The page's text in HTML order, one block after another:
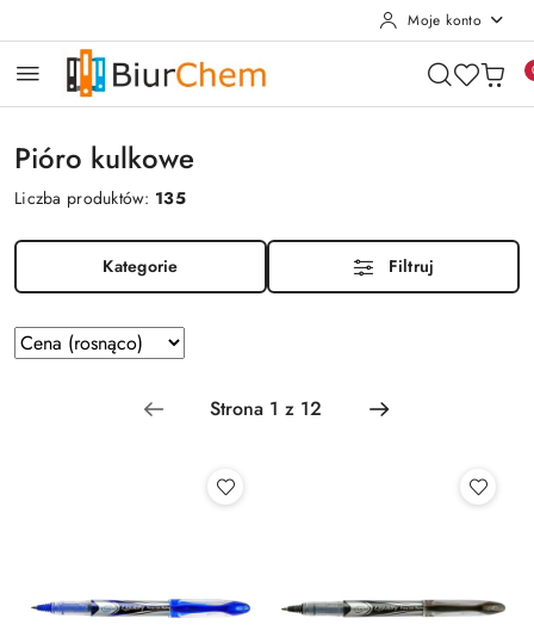
Moje konto
Pióro kulkowe
Liczba produktów: 135
Kategorie Filtruj
Zastosowano
sortowanie:
Sortuj
według